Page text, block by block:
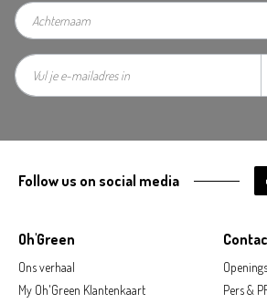
Oh'Green
Ons verhaal
My Oh'Green Klantenkaart
Pers &
Follow us on social media